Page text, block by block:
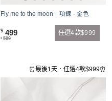
Fly me to the moon｜項鍊 - 金色
$ 499
$ 599
任選4款$999
⏰最後1天．任選4款$999⏰